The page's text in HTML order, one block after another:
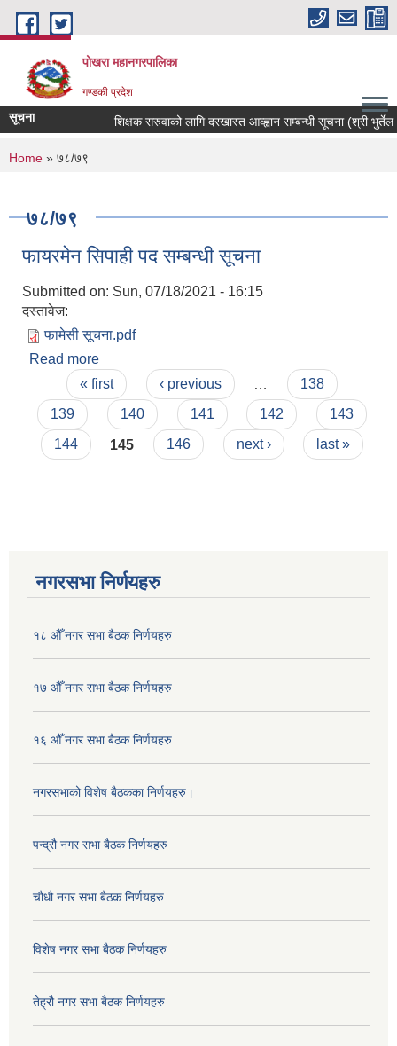
Skip to main content
पोखरा महानगरपालिका
गण्डकी प्रदेश
सूचना शिक्षक सरुवाको लागि दरखास्त आव्ह्वान सम्बन्धी सूचना (श्री भुर्तेल
You are here
Home » ७८/७९
७८/७९
फायरमेन सिपाही पद सम्बन्धी सूचना
Submitted on: Sun, 07/18/2021 - 16:15
दस्तावेज:
फामेसी सूचना.pdf
Read more
Pages« first ‹ previous
138
139
140 141 142
143
144
145 146 next › last »
नगरसभा निर्णयहरु
१८ औँ नगर सभा बैठक निर्णयहरु
१७ औँ नगर सभा बैठक निर्णयहरु
१६ औँ नगर सभा बैठक निर्णयहरु
नगरसभाको विशेष बैठकका निर्णयहरु।
पन्द्रौ नगर सभा बैठक निर्णयहरु
चौधौ नगर सभा बैठक निर्णयहरु
विशेष नगर सभा बैठक निर्णयहरु
तेह्रौ नगर सभा बैठक निर्णयहरु